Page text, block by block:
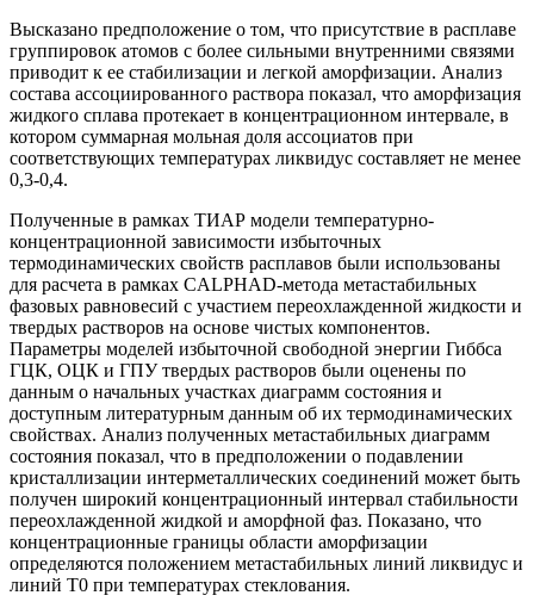
Высказано предположение о том, что присутствие в расплаве
группировок атомов с более сильными внутренними связями
приводит к ее стабилизации и легкой аморфизации. Анализ
состава ассоциированного раствора показал, что аморфизация
жидкого сплава протекает в концентрационном интервале, в
котором суммарная мольная доля ассоциатов при
соответствующих температурах ликвидус составляет не менее
0,3-0,4.
Полученные в рамках ТИАР модели температурно-
концентрационной зависимости избыточных
термодинамических свойств расплавов были использованы
для расчета в рамках CALPHAD-метода метастабильных
фазовых равновесий с участием переохлажденной жидкости и
твердых растворов на основе чистых компонентов.
Параметры моделей избыточной свободной энергии Гиббса
ГЦК, ОЦК и ГПУ твердых растворов были оценены по
данным о начальных участках диаграмм состояния и
доступным литературным данным об их термодинамических
свойствах. Анализ полученных метастабильных диаграмм
состояния показал, что в предположении о подавлении
кристаллизации интерметаллических соединений может быть
получен широкий концентрационный интервал стабильности
переохлажденной жидкой и аморфной фаз. Показано, что
концентрационные границы области аморфизации
определяются положением метастабильных линий ликвидус и
линий T0 при температурах стеклования.